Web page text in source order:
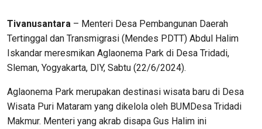
Tivanusantara – Menteri Desa Pembangunan Daerah
Tertinggal dan Transmigrasi (Mendes PDTT) Abdul Halim
Iskandar meresmikan Aglaonema Park di Desa Tridadi,
Sleman, Yogyakarta, DIY, Sabtu (22/6/2024).
Aglaonema Park merupakan destinasi wisata baru di Desa
Wisata Puri Mataram yang dikelola oleh BUMDesa Tridadi
Makmur. Menteri yang akrab disapa Gus Halim ini